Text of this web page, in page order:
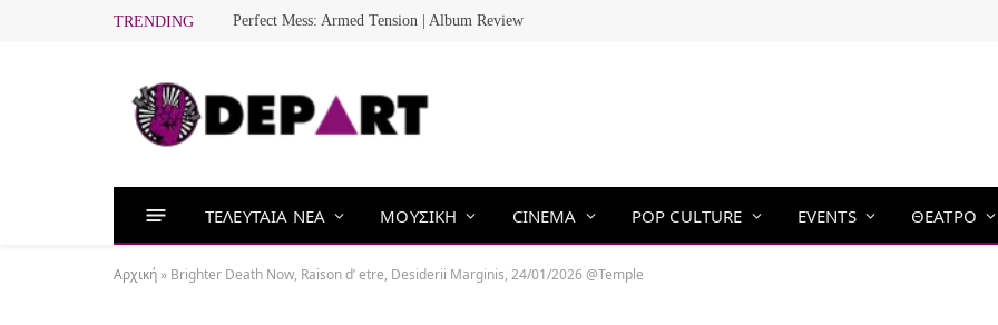
TRENDING Perfect Mess: Armed Tension | Album Review
ΤΕΛΕΥΤΑΙΑ ΝΕΑ ΜΟΥΣΙΚΗ CINEMA POP CULTURE EVENTS ΘΕΑΤΡΟ
Αρχική » Brighter Death Now, Raison d’ etre, Desiderii Marginis, 24/01/2026 @Temple